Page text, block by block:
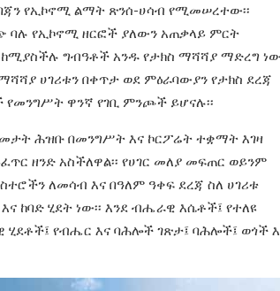
የኢኮኖሚ ልማት ጽንሰ-ሀሳብ የሚመሠረተው፡፡
ባሉ የኢኮኖሚዘርፎች ያለውን አጠቃላይ ምርት
ከሚያስችሉ ግብዓቶች አንዱ የታክስ ማሻሻያ ማድረግ
ሀገሪቱን በቀጥታ ወደ ምዕራባውያን የታክስ ደረጃ
የመንግሥት ዋንኛ የገቢ ምንጮች ይሆናሉ፡፡
ሕዝቡ በመንግሥት እና ኮርፖሬትተቋማት እገዛ
ዘንድ አስችለዋል፡፡ የሀገር መለያ መፍጠር ወይንም
ለመሳብ እና በዓለም ዓቀፍ ደረጃ ስለ ሀገሪቱ
ከባድ ሂደት ነው፡፡ እንደ ብሔራዊ እሴቶች፤ የተለዩ
ሂደቶች፤ የብሔር እና ባሕሎች ገጽታ፤ ባሕሎች፤ ወጎች